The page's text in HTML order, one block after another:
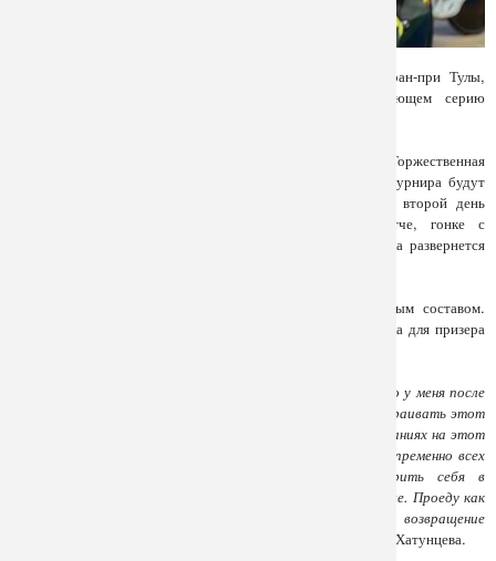
Велокоманда «Марафон-Тула» поборется за победу в Гран-при Тулы,
первом важном старте сезона, традиционно открывающем серию
Гонки пройдут на Тульском велодроме с 17 по 19 мая. Торжественная
церемония открытия состоится в 14:30. В первый день турнира будут
разыграны медали в командном спринте и омниуме, во второй день
определятся победители и призеры в спринте, скретче, гонке с
выбыванием. В заключительный день соревнований борьба развернется
«Марафон-Тула» выступит на турнире практически полным составом.
Этот старт станет первым после рождения второго ребенка для призера
«Конечно, это возвращение отличается от того, что было у меня после
рождения первого ребенка. Уже есть понимание как выстраивать этот
процесс, но при этом и перерыв в тренировках и соревнованиях на этот
раз тоже был дольше. Сейчас нет задачи вернуться и непременно всех
обыграть, это будет первый старт, важно проверить себя в
соревновательном режиме и продолжить работать дальше. Проеду как
минимум скретч и мэдисон. Безусловно рада, что возвращение
, - рассказала Гульназ Хатунцева.